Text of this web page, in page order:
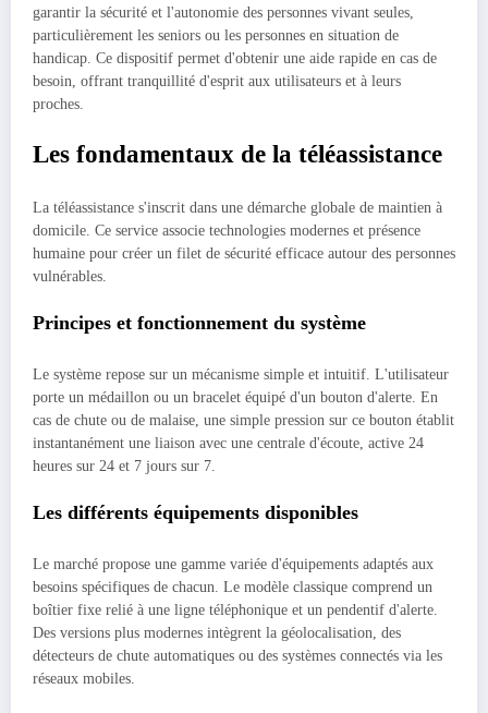
garantir la sécurité et l'autonomie des personnes vivant seules,
particulièrement les seniors ou les personnes en situation de
handicap. Ce dispositif permet d'obtenir une aide rapide en cas de
besoin, offrant tranquillité d'esprit aux utilisateurs et à leurs
proches.
Les fondamentaux de la téléassistance
La téléassistance s'inscrit dans une démarche globale de maintien à
domicile. Ce service associe technologies modernes et présence
humaine pour créer un filet de sécurité efficace autour des personnes
vulnérables.
Principes et fonctionnement du système
Le système repose sur un mécanisme simple et intuitif. L'utilisateur
porte un médaillon ou un bracelet équipé d'un bouton d'alerte. En
cas de chute ou de malaise, une simple pression sur ce bouton établit
instantanément une liaison avec une centrale d'écoute, active 24
heures sur 24 et 7 jours sur 7.
Les différents équipements disponibles
Le marché propose une gamme variée d'équipements adaptés aux
besoins spécifiques de chacun. Le modèle classique comprend un
boîtier fixe relié à une ligne téléphonique et un pendentif d'alerte.
Des versions plus modernes intègrent la géolocalisation, des
détecteurs de chute automatiques ou des systèmes connectés via les
réseaux mobiles.